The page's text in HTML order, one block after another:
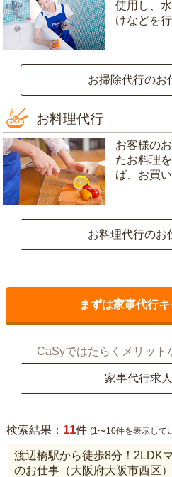
使用し、
けなどを行
お掃除代行のお
お料理代行
お客様の
たお料理
ば、お買
お料理代行のお
まずは家事代行
CaSyではたらくメリット
家事代行求
検索結果： 11件 (1〜10件を表示して
渡辺橋駅から徒歩8分！2LDK
のお仕事（大阪府大阪市西区）